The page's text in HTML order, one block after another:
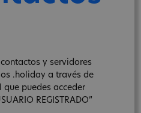
y servidores
.holiday a través de
puedes acceder
REGISTRADO”